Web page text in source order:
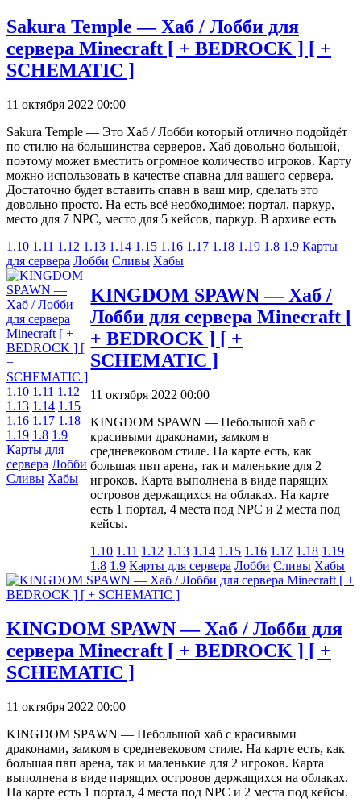
Sakura Temple — Хаб / Лобби для
сервера Minecraft [ + BEDROCK ] [ +
SCHEMATIC ]
11 октября 2022 00:00
Sakura Temple — Это Хаб / Лобби который отлично подойдёт
по стилю на большинства серверов. Хаб довольно большой,
поэтому может вместить огромное количество игроков. Карту
можно использовать в качестве спавна для вашего сервера.
Достаточно будет вставить спавн в ваш мир, сделать это
довольно просто. На есть всё необходимое: портал, паркур,
место для 7 NPC, место для 5 кейсов, паркур. В архиве есть
1.10 1.11 1.12 1.13 1.14 1.15 1.16 1.17 1.18 1.19 1.8 1.9 Карты
для сервера Лобби Сливы Хабы
1.10 1.11 1.12
1.13 1.14 1.15
1.16 1.17 1.18
1.19 1.8 1.9
Карты для
сервера Лобби
Сливы Хабы
KINGDOM SPAWN — Хаб /
Лобби для сервера Minecraft [
+ BEDROCK ] [ +
SCHEMATIC ]
11 октября 2022 00:00
KINGDOM SPAWN — Небольшой хаб с
красивыми драконами, замком в
средневековом стиле. На карте есть, как
большая пвп арена, так и маленькие для 2
игроков. Карта выполнена в виде парящих
островов держащихся на облаках. На карте
есть 1 портал, 4 места под NPC и 2 места под
кейсы.
1.10 1.11 1.12 1.13 1.14 1.15 1.16 1.17 1.18 1.19
1.8 1.9 Карты для сервера Лобби Сливы Хабы
KINGDOM SPAWN — Хаб / Лобби для
сервера Minecraft [ + BEDROCK ] [ +
SCHEMATIC ]
11 октября 2022 00:00
KINGDOM SPAWN — Небольшой хаб с красивыми
драконами, замком в средневековом стиле. На карте есть, как
большая пвп арена, так и маленькие для 2 игроков. Карта
выполнена в виде парящих островов держащихся на облаках.
На карте есть 1 портал, 4 места под NPC и 2 места под кейсы.